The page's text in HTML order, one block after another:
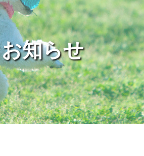
お知らせ